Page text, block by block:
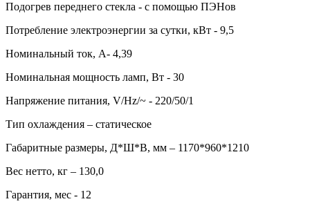
Подогрев переднего стекла - с помощью ПЭНов
Потребление электроэнергии за сутки, кВт - 9,5
Номинальный ток, А- 4,39
Номинальная мощность ламп, Вт - 30
Напряжение питания, V/Hz/~ - 220/50/1
Тип охлаждения – статическое
Габаритные размеры, Д*Ш*В, мм – 1170*960*1210
Вес нетто, кг – 130,0
Гарантия, мес - 12